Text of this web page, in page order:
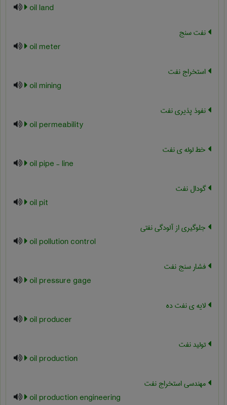
oil land
نفت سنج
oil meter
استخراج نفت
oil mining
نفوذ پذیری نفت
oil permeability
خط لوله ی نفت
oil pipe - line
گودال نفت
oil pit
جلوگیری از آلودگی نفتی
oil pollution control
فشار سنج نفت
oil pressure gage
لایه ی نفت ده
oil producer
تولید نفت
oil production
مهندسی استخراج نفت
oil production engineering